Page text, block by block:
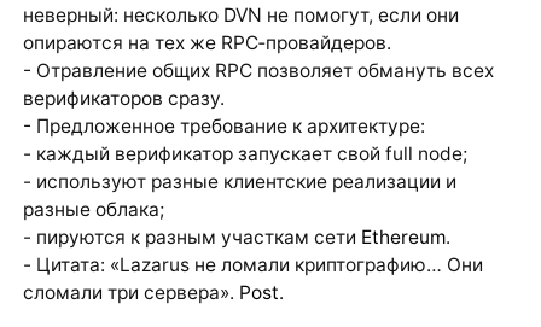
неверный: несколько DVN не помогут, если они
опираются на тех же RPC‑провайдеров.
- Отравление общих RPC позволяет обмануть всех
верификаторов сразу.
- Предложенное требование к архитектуре:
- каждый верификатор запускает свой full node;
- используют разные клиентские реализации и
разные облака;
- пируются к разным участкам сети Ethereum.
- Цитата: «Lazarus не ломали криптографию… Они
сломали три сервера». Post.